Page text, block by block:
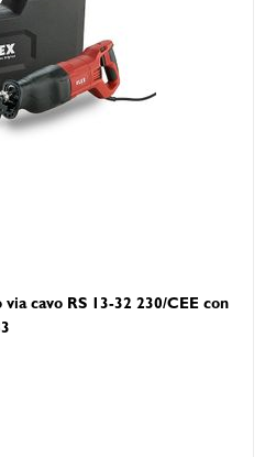
cavo RS 13-32 230/CEE con